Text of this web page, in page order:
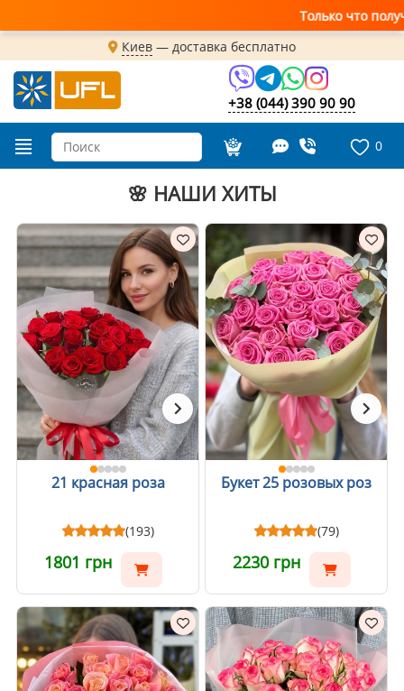
Только что получили свежую поставку
Киев — доставка бесплатно
+38 (044) 390 90 90
0
🌸 НАШИ ХИТЫ
21 красная роза
(193)
1801 грн
Букет 25 розовых роз
(79)
2230 грн